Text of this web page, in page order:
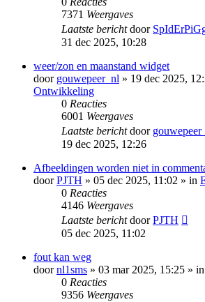
7371 Weergaves
Laatste berichtdoor
31 dec 2025, 10:28
weer/zon en maanstand widget
door gouwepeer_nl » 19 dec 2025,
Ontwikkeling
0 Reacties
6001 Weergaves
Laatste berichtdoor
19 dec 2025, 12:26
Afbeeldingen worden niet in
doorPJTH » 05 dec 2025, 11:02 » in
0 Reacties
4146 Weergaves
Laatste berichtdoorPJTH
05 dec 2025, 11:02
fout kan weg
doornl1sms » 03 mar 2025, 15:25 » in
0 Reacties
9356 Weergaves